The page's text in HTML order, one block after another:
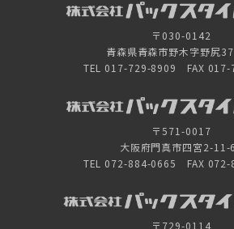
〒030-0142
青森県青森市野木字野尻
TEL 017-729-8909 FAX 017-
〒571-0017
大阪府門真市四宮2-11-
TEL 072-884-0665 FAX 072-
〒729-0114